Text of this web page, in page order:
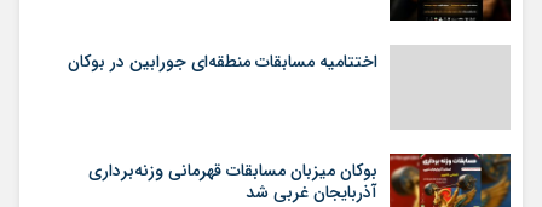
اختتامیه مسابقات منطقه‌ای جورابین در بوکان
بوکان میزبان مسابقات قهرمانی وزنه‌برداری
آذربایجان غربی شد